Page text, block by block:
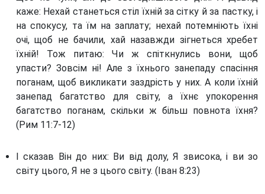
каже: Нехай станеться стіл їхній за сітку й за пастку, і
на спокусу, та їм на заплату; нехай потемніють їхні
очі, щоб не бачили, хай назавжди зігнеться хребет
їхній! Тож питаю: Чи ж спіткнулись вони, щоб
упасти? Зовсім ні! Але з їхнього занепаду спасіння
поганам, щоб викликати заздрість у них. А коли їхній
занепад багатство для світу, а їхнє упокорення
багатство поганам, скільки ж більш повнота їхня?
(Рим 11:7-12)
І сказав Він до них: Ви від долу, Я звисока, і ви зо
світу цього, Я не з цього світу. (Іван 8:23)